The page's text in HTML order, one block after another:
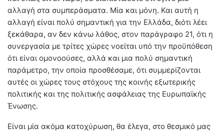
αλλαγή στα συμπεράσματα. Μία και μόνη. Και αυτή η
αλλαγή είναι πολύ σημαντική για την Ελλάδα, διότι λέει
ξεκάθαρα, αν δεν κάνω λάθος, στον παράγραφο 21, ότι η
συνεργασία με τρίτες χώρες νοείται υπό την προϋπόθεση
ότι είναι ομονοούσες, αλλά και μια πολύ σημαντική
παράμετρο, την οποία προσθέσαμε, ότι συμμερίζονται
αυτές οι χώρες τους στόχους της κοινής εξωτερικής
πολιτικής και της πολιτικής ασφάλειας της Ευρωπαϊκής
Ένωσης.
Είναι μία ακόμα κατοχύρωση, θα έλεγα, στο θεσμικό μας